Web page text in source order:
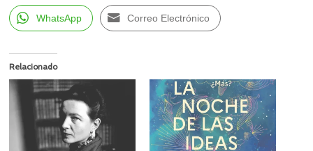
WhatsApp Correo Electrónico
Relacionado